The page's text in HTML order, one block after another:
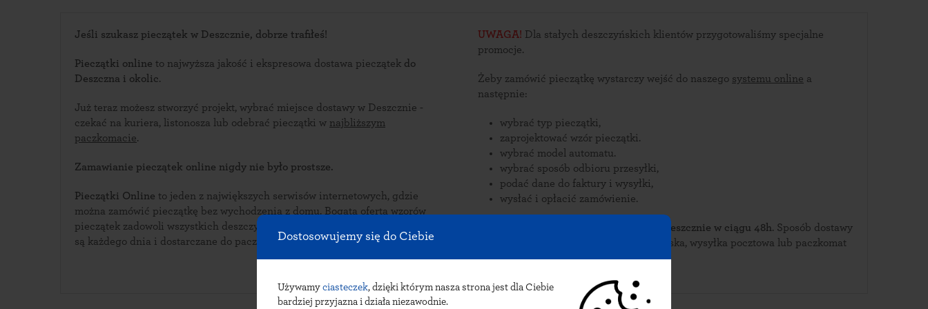
Dostosowujemy się do Ciebie
Używamy ciasteczek, dzięki którym nasza strona jest dla Ciebie
bardziej przyjazna i działa niezawodnie.
Jeśli szukasz pieczątek w Deszcznie, dobrze trafiłeś!
Pieczątki online to najwyższa jakość i ekspresowa dostawa pieczątek do
Deszczna i okolic.
Już teraz możesz stworzyć projekt, wybrać miejsce dostawy w Deszcznie -
czekać na kuriera, listonosza lub odebrać pieczątki w najbliższym
paczkomacie.
Zamawianie pieczątek online nigdy nie było prostsze.
Pieczątki Online to jeden z największych serwisów internetowych, gdzie
można zamówić pieczątkę bez wychodzenia z domu. Bogata oferta wzorów
pieczątek zadowoli wszystkich deszczyńskich klientów. Pieczątki wykonywane
są każdego dnia i dostarczane do paczkomatów w Deszcznie.
UWAGA! Dla stałych deszczyńskich klientów przygotowaliśmy specjalne
promocje.
Żeby zamówić pieczątkę wystarczy wejść do naszego systemu online a
następnie:
wybrać typ pieczątki,
zaprojektować wzór pieczątki.
wybrać model automatu.
wybrać sposób odbioru przesyłki,
podać dane do faktury i wysyłki,
wysłać i opłacić zamówienie.
Zamów pieczątki online i odbierz je w Deszcznie w ciągu 48h. Sposób dostawy
pieczątek do Deszczna: przesyłka kurierska, wysyłka pocztowa lub paczkomat
INPOST.